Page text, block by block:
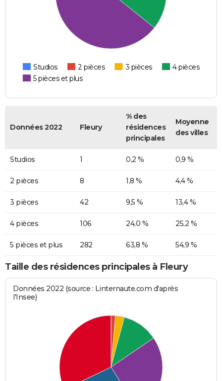
Studios 2 pièces 3 pièces
4 pièces
5 pièces et plus
Données 2022 Fleury
% des
résidences
principales
Moyenne
des villes
Studios 1 0,2 % 0,9 %
2 pièces 8 1,8 % 4,4 %
3 pièces 42 9,5 % 13,4 %
4 pièces 106 24,0 % 25,2 %
5 pièces et plus 282 63,8 % 54,9 %
Taille des résidences principales à Fleury
Données 2022 (source : Linternaute.com d'après
l'Insee)